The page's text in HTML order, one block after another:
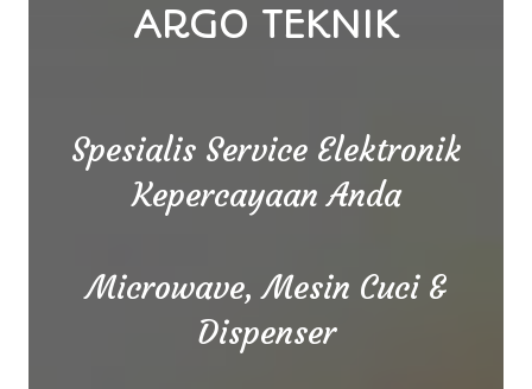
ARGO TEKNIK
Spesialis Service Elektronik
Kepercayaan Anda
Microwave, Mesin Cuci &
Dispenser